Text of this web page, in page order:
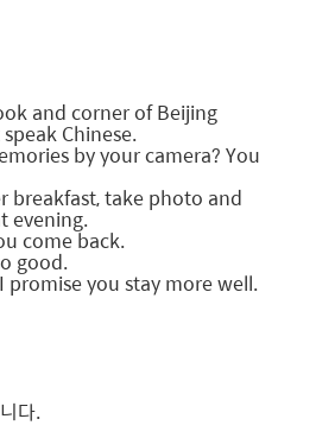
and corner of Beijing
Chinese.
by your camera? You
breakfast, take photo and
evening.
come back.
good.
promise you stay more well.
다.